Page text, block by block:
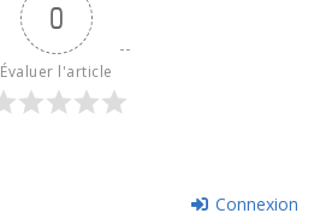
0
Évaluer l'article
Connexion